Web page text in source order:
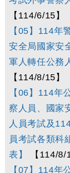
【114/6/15】
【05】114年
安全局國家安
軍人轉任公務
【114/8/15】
【06】114年
察人員、國家
人員考試及
員考試各類科
表】
【114/8/
【07】114年